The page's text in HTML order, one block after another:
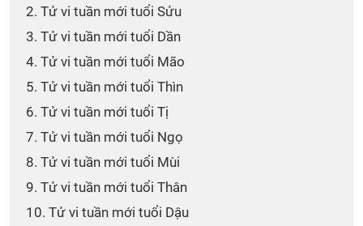
2. Tử vi tuần mới tuổi Sửu
3. Tử vi tuần mới tuổi Dần
4. Tử vi tuần mới tuổi Mão
5. Tử vi tuần mới tuổi Thìn
6. Tử vi tuần mới tuổi Tị
7. Tử vi tuần mới tuổi Ngọ
8. Tử vi tuần mới tuổi Mùi
9. Tử vi tuần mới tuổi Thân
10. Tử vi tuần mới tuổi Dậu